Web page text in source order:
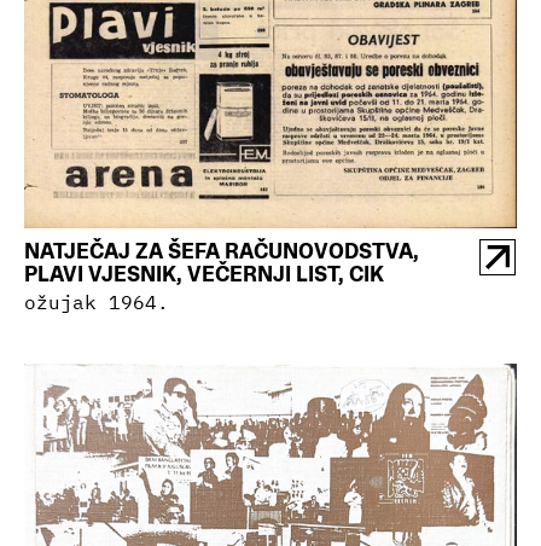
NATJEČAJ ZA ŠEFA RAČUNOVODSTVA,
PLAVI VJESNIK, VEČERNJI LIST, CIK
ožujak 1964.